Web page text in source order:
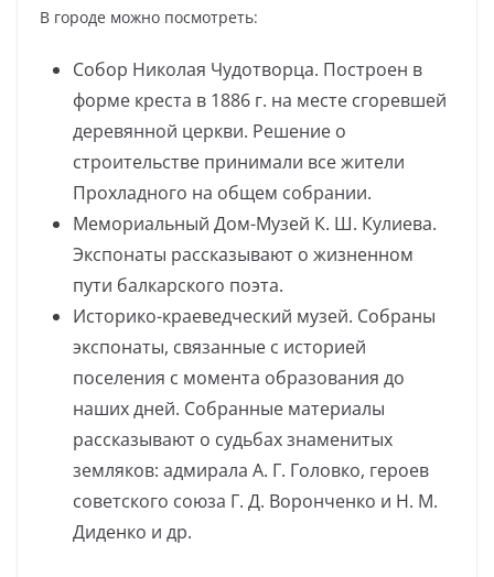
В городе можно посмотреть:
Собор Николая Чудотворца. Построен в
форме креста в 1886 г. на месте сгоревшей
деревянной церкви. Решение о
строительстве принимали все жители
Прохладного на общем собрании.
Мемориальный Дом-Музей К. Ш. Кулиева.
Экспонаты рассказывают о жизненном
пути балкарского поэта.
Историко-краеведческий музей. Собраны
экспонаты, связанные с историей
поселения с момента образования до
наших дней. Собранные материалы
рассказывают о судьбах знаменитых
земляков: адмирала А. Г. Головко, героев
советского союза Г. Д. Воронченко и Н. М.
Диденко и др.